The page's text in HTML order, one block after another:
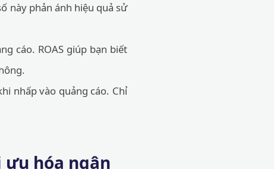
này phản ánh hiệu quả sử
cáo. ROAS giúp bạn biết
nhấp vào quảng cáo. Chỉ
ưu hóa ngân